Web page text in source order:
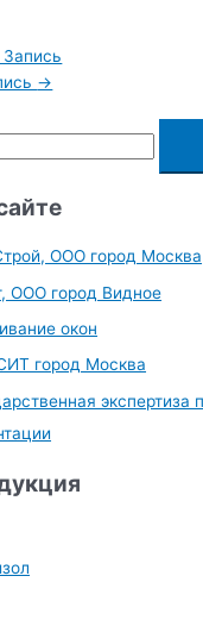
→
OOO город Москва
ООО город Видное
окон
город Москва
экспертиза